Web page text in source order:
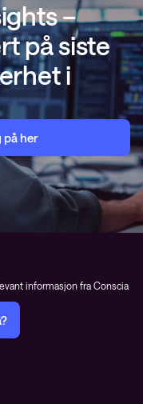
–
på siste
i
på her
informasjon fra Conscia